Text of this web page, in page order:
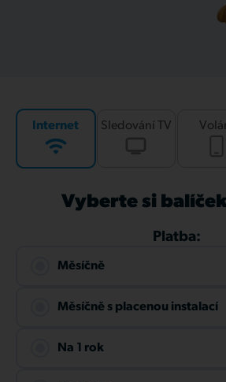
Internet Sledování TV
Vyberte si
Platba:
Měsíčně
Měsíčně s placenou instalací
Na 1 rok